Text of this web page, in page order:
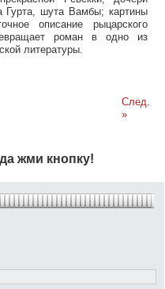
Гурта, шута Вамбы; картины
описание рыцарского
роман в одно из
литературы.
След.
»
жми кнопку!